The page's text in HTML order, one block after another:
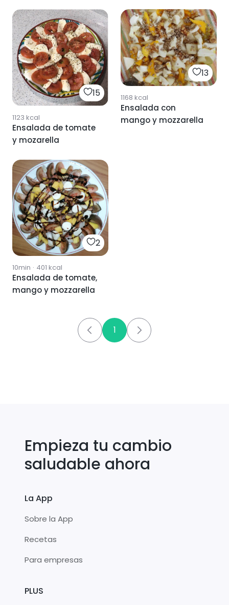
15
1123 kcal
Ensalada de tomate
y mozarella
13
1168 kcal
Ensalada con
mango y mozzarella
2
10min · 401 kcal
Ensalada de tomate,
mango y mozzarella
1
Empieza tu cambio
saludable ahora
La App
Sobre la App
Recetas
Para empresas
PLUS